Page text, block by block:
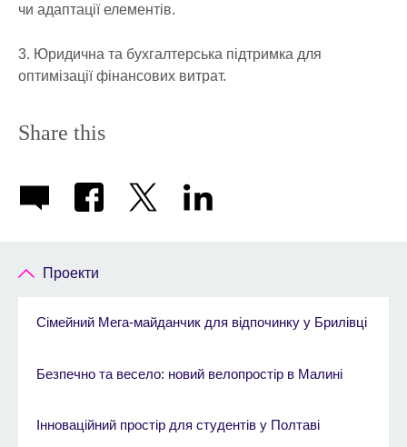
чи адаптації елементів.
3. Юридична та бухгалтерська підтримка для
оптимізації фінансових витрат.
Share this
Проекти
Сімейний Мега-майданчик для відпочинку у Брилівці
Безпечно та весело: новий велопростір в Малині
Інноваційний простір для студентів у Полтаві